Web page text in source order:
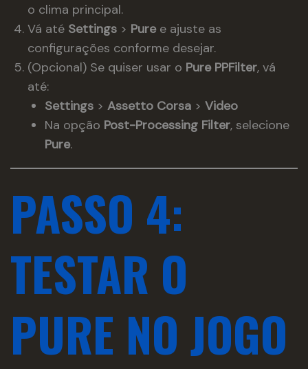
o clima principal.
Vá até Settings > Puree ajuste as
configurações conforme desejar.
(Opcional) Se quiser usar o Pure PPFilter, vá
até:
Settings > Assetto Corsa > Video
Na opção Post-Processing Filter, selecione
Pure.
PASSO 4:
TESTAR O
PURE NO JOGO